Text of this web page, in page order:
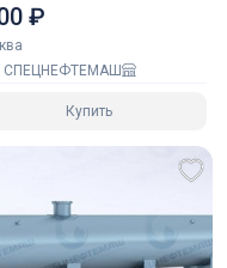
₽
СПЕЦНЕФТЕМАШ
Купить